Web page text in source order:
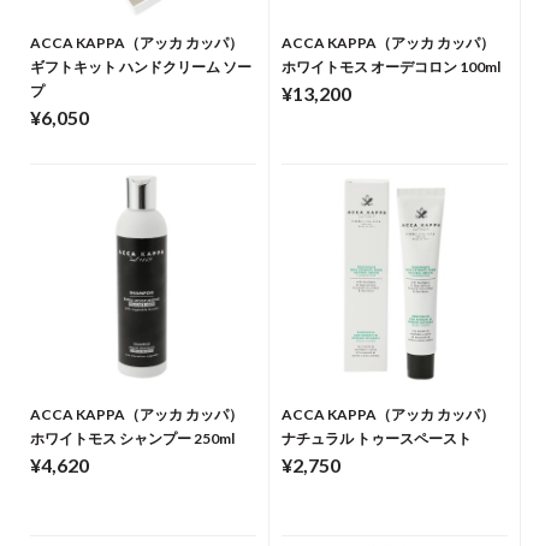
ACCA KAPPA（アッカ カッパ）
ギフトキット ハンドクリーム ソー
プ
¥6,050
ACCA KAPPA（アッカ カッパ）
ホワイトモス オーデコロン 100ml
¥13,200
ACCA KAPPA（アッカ カッパ）
ホワイトモス シャンプー 250ml
¥4,620
ACCA KAPPA（アッカ カッパ）
ナチュラル トゥースペースト
¥2,750